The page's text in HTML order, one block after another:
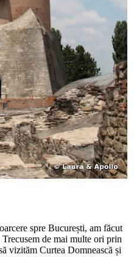
spre București, am făcut
de mai multe ori prin
vizităm Curtea Domnească și